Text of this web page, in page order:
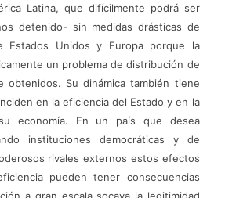
Latina, que difícilmente podrá ser
detenido- sin medidas drásticas de
Estados Unidos y Europa porque la
un problema de distribución de
obtenidos. Su dinámica también tiene
en la eficiencia del Estado y en la
economía. En un país que desea
instituciones democráticas y de
rivales externos estos efectos
pueden tener consecuencias